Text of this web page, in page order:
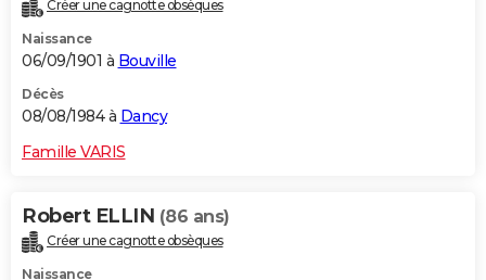
Créer une cagnotte obsèques
Naissance
06/09/1901 à Bouville
Décès
08/08/1984 à Dancy
Famille VARIS
Robert ELLIN (86 ans)
Créer une cagnotte obsèques
Naissance